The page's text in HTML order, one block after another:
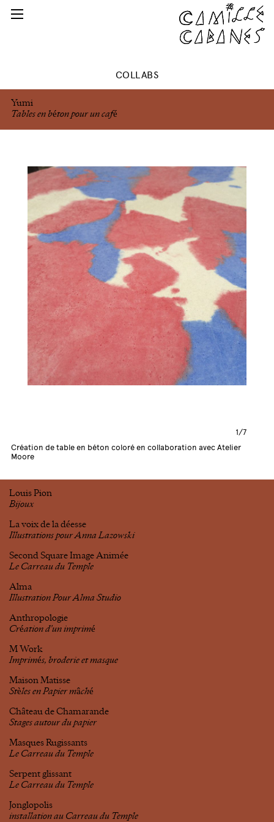
COLLABS
Yumi
Tables en béton pour un café
1/7
Création de table en béton coloré en collaboration avec Atelier
Moore
Louis Pion
Bijoux
La voix de la déesse
Illustrations pour Anna Lazowski
Second Square Image Animée
Le Carreau du Temple
Alma
Illustration Pour Alma Studio
Anthropologie
Création d'un imprimé
M Work
Imprimés, broderie et masque
Maison Matisse
Stèles en Papier mâché
Château de Chamarande
Stages autour du papier
Masques Rugissants
Le Carreau du Temple
Serpent glissant
Le Carreau du Temple
Jonglopolis
installation au Carreau du Temple